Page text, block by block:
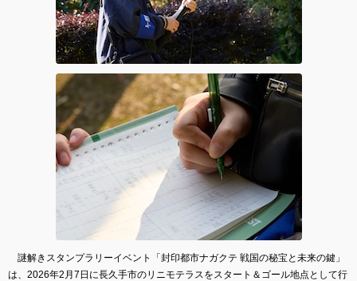
謎解きスタンプラリーイベント「封印都市ナガクテ 戦国の秘宝と未来の鍵」
は、2026年2月7日に長久手市のリニモテラスをスタート＆ゴール地点として行